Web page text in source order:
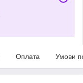
Оплата Умови